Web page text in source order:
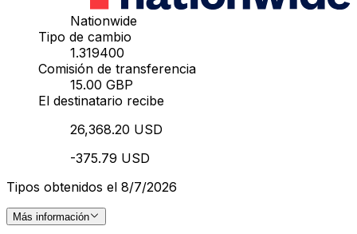
Nationwide
Tipo de cambio
1.319400
Comisión de transferencia
15.00 GBP
El destinatario recibe
26,368.20 USD
-375.79 USD
Tipos obtenidos el 8/7/2026
Más información